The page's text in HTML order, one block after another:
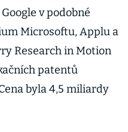
v podobné
Microsoftu, Applu a
Research in Motion
patentů
byla 4,5 miliardy